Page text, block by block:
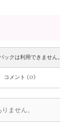
ックは利用できません。
コメント (0)
ません。